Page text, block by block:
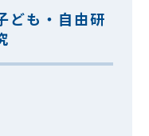
ども・自由研